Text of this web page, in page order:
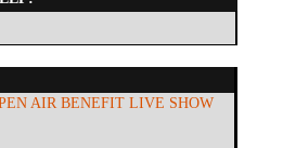
AIR BENEFIT LIVE SHOW